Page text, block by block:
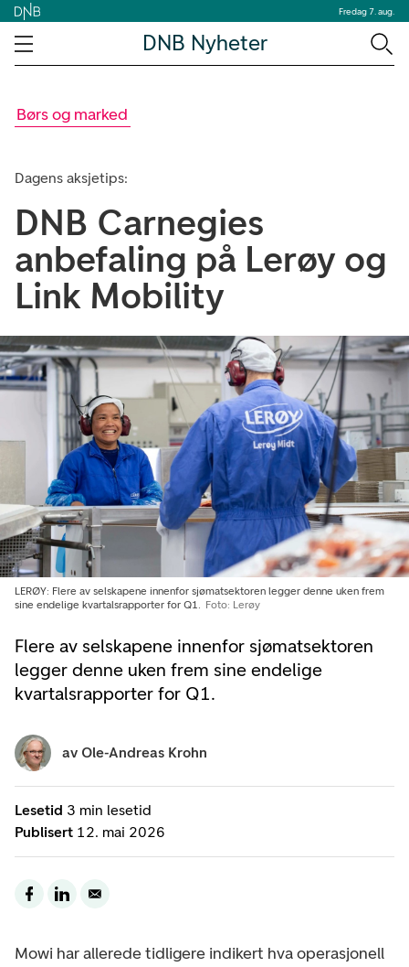
Fredag 7. aug.
DNB Nyheter
Børs og marked
Dagens aksjetips:
DNB Carnegies
anbefaling på Lerøy og
Link Mobility
Flere av selskapene innenfor sjømatsektoren
legger denne uken frem sine endelige
kvartalsrapporter for Q1.
LERØY: Flere av selskapene innenfor sjømatsektoren legger denne uken frem
sine endelige kvartalsrapporter for Q1. Foto: Lerøy
Lesetid 3 min lesetid
Publisert 12. mai 2026
av Ole-Andreas Krohn
Mowi har allerede tidligere indikert hva operasjonell